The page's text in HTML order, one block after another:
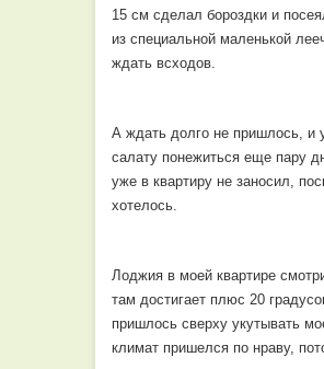
15 см сделал бороздки и
из специальной маленькой
ждать всходов.
А ждать долго не пришлось, и
салату понежиться еще пару
уже в квартиру не заносил,
хотелось.
Лоджия в моей квартире
там достигает плюс 20
пришлось сверху укутывать
климат пришелся по нраву,